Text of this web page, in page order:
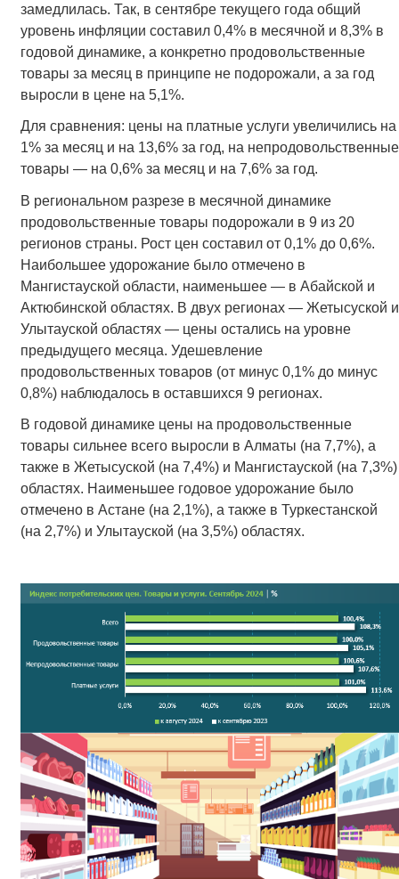
замедлилась. Так, в сентябре текущего года общий
уровень инфляции составил 0,4% в месячной и 8,3% в
годовой динамике, а конкретно продовольственные
товары за месяц в принципе не подорожали, а за год
выросли в цене на 5,1%.
Для сравнения: цены на платные услуги увеличились на
1% за месяц и на 13,6% за год, на непродовольственные
товары — на 0,6% за месяц и на 7,6% за год.
В региональном разрезе в месячной динамике
продовольственные товары подорожали в 9 из 20
регионов страны. Рост цен составил от 0,1% до 0,6%.
Наибольшее удорожание было отмечено в
Мангистауской области, наименьшее — в Абайской и
Актюбинской областях. В двух регионах — Жетысуской и
Улытауской областях — цены остались на уровне
предыдущего месяца. Удешевление
продовольственных товаров (от минус 0,1% до минус
0,8%) наблюдалось в оставшихся 9 регионах.
В годовой динамике цены на продовольственные
товары сильнее всего выросли в Алматы (на 7,7%), а
также в Жетысуской (на 7,4%) и Мангистауской (на 7,3%)
областях. Наименьшее годовое удорожание было
отмечено в Астане (на 2,1%), а также в Туркестанской
(на 2,7%) и Улытауской (на 3,5%) областях.